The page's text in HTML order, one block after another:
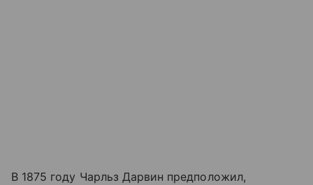
В 1875 году Чарльз Дарвин предположил,